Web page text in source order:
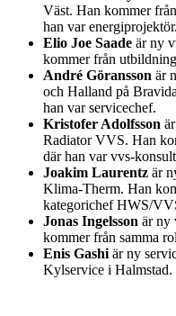
Väst. Han kommer
han var energiprojektör.
Elio Joe Saade är ny
kommer från
André Göransson är
och Halland på
han var servicechef.
Kristofer Adolfsson
Radiator VVS. Han
där han var vvs-
Joakim Laurentz är
Klima-Therm. Han
kategorichef HWS/
Jonas Ingelsson är ny
kommer från samma
Enis Gashi är ny
Kylservice i Halmstad.